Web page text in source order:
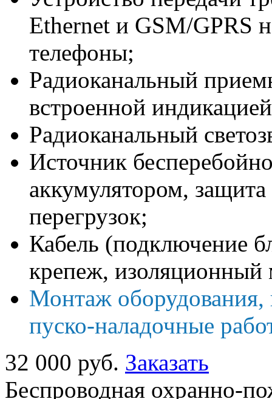
Ethernet и GSM/GPRS
телефоны;
Радиоканальный
встроенной
Радиоканальный
Источник
аккумулятором,
перегрузок;
Кабель (подключение
крепеж, изоляционный
Монтаж оборудования,
пуско-наладочные
32 000 руб. Заказать
Беспроводная охранно-